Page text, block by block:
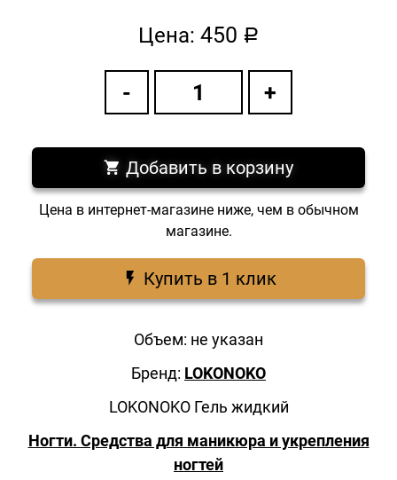
Цена: 450 a
Добавить в корзину
Цена в интернет-магазине ниже, чем в обычном
магазине.
Купить в 1 клик
Объем: не указан
Бренд: LOKONOKO
LOKONOKO Гель жидкий
Ногти. Средства для маникюра и укрепления
ногтей